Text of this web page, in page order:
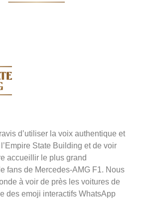
d’utiliser la voix authentique et
State Building et de voir
accueillir le plus grand
fans de Mercedes-AMG F1. Nous
à voir de près les voitures de
des emoji interactifs WhatsApp